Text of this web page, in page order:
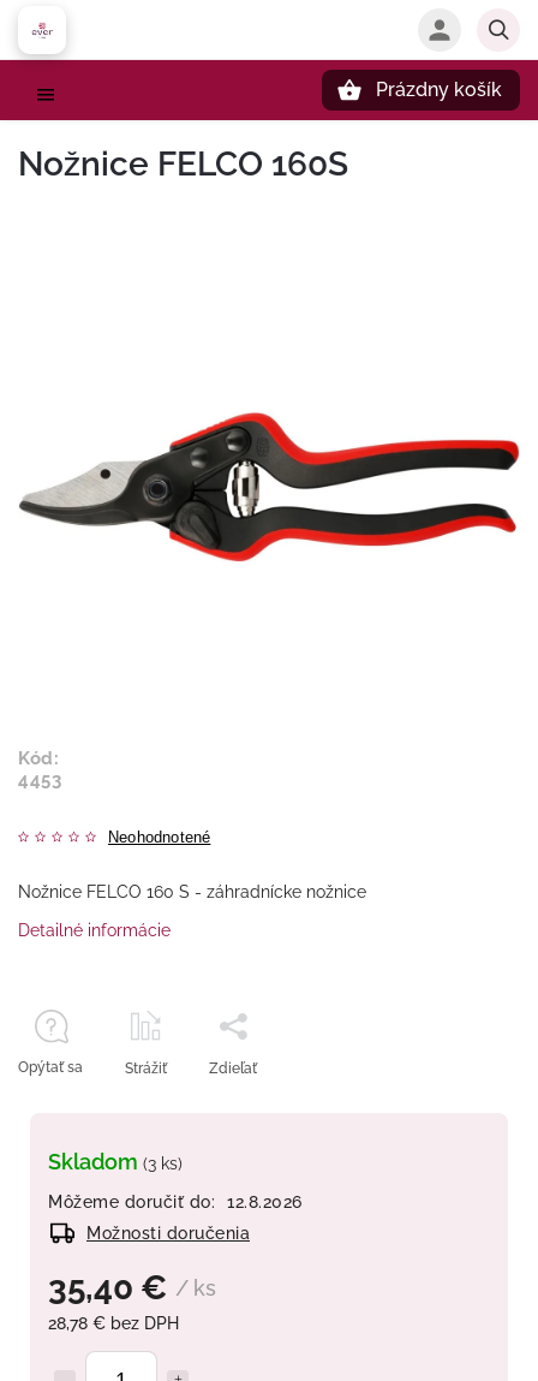
Prázdny košík
Nožnice FELCO 160S
Kód:
4453
Neohodnotené
35,40 € / ks
28,78 € bez DPH
Skladom (3 ks)
Môžeme doručiť do:
12.8.2026
Možnosti doručenia
Nožnice FELCO 160 S - záhradnícke nožnice
Detailné informácie
Opýtať sa Strážiť Zdieľať